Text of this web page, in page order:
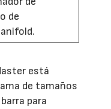
de
está
de tamaños
para